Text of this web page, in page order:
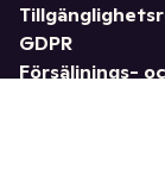
GDPR
Försäljnings-